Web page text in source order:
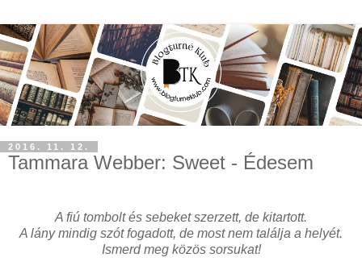
2016. 11. 12.
Tammara Webber: Sweet - Édesem
A fiú tombolt és sebeket szerzett, de kitartott.
A lány mindig szót fogadott, de most nem találja a helyét.
Ismerd meg közös sorsukat!